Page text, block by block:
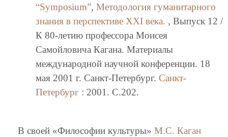
“Symposium”, Методология гуманитарного
знания в перспективе XXI века. , Выпуск 12 /
К 80-летию профессора Моисея
Самойловича Кагана. Материалы
международной научной конференции. 18
мая 2001 г. Санкт-Петербург. Санкт-
Петербург : 2001. C.202.
В своей «Философии культуры» М.С. Каган